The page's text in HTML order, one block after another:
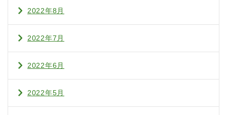
2022年8月
2022年7月
2022年6月
2022年5月